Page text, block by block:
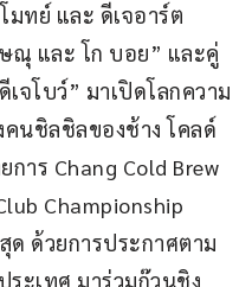
ทย์ และ ดีเจอาร์ต
ณุ และ โก บอย” และคู่
จโบว์” มาเปิดโลกความ
นชิลชิลของช้าง โคลด์
าร Chang Cold Brew
Championship
ด้วยการประกาศตาม
ะเทศ มาร่วมก๊วนชิง